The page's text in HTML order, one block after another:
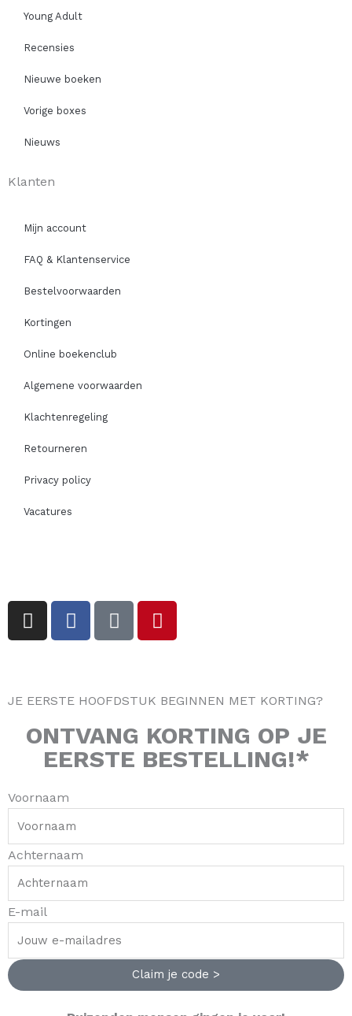
Young Adult
Recensies
Nieuwe boeken
Vorige boxes
Nieuws
Klanten
Mijn account
FAQ & Klantenservice
Bestelvoorwaarden
Kortingen
Online boekenclub
Algemene voorwaarden
Klachtenregeling
Retourneren
Privacy policy
Vacatures
I
n
g
r
a
m
F
a
o
o
k
-
T
i
k
P
i
r
e
s
t
JE EERSTE HOOFDSTUK BEGINNEN MET KORTING?
ONTVANG KORTING OP JE
EERSTE BESTELLING!*
Voornaam
Achternaam
E-mail
Claim je code >